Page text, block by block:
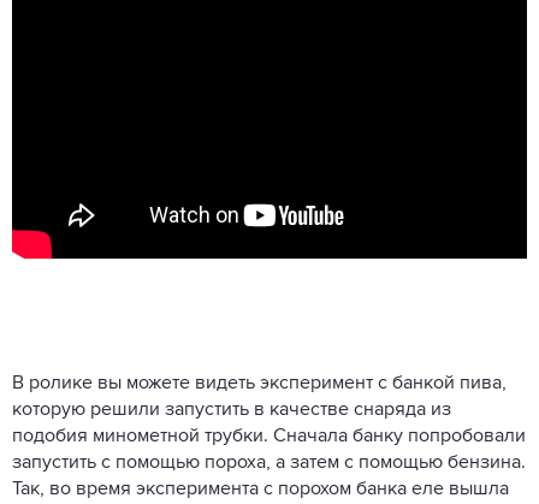
В ролике вы можете видеть эксперимент с банкой пива,
которую решили запустить в качестве снаряда из
подобия минометной трубки. Сначала банку попробовали
запустить с помощью пороха, а затем с помощью бензина.
Так, во время эксперимента с порохом банка еле вышла